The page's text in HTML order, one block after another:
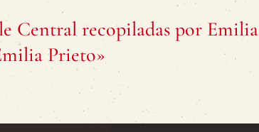
Central recopiladas por Emilia
Prieto»